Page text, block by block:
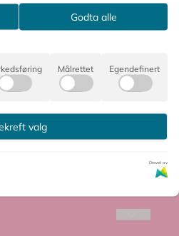
Rosa – et lite, lekent
fine detaljer og unike
Godta alle
Målrettet Egendefinert
valg
Drevet av